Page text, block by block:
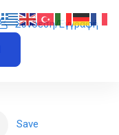
Σύνδεση/Εγγραφή
Save